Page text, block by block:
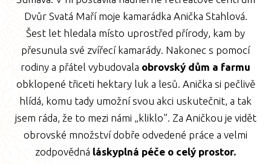
Dvůr Svatá Maří moje kamarádka Anička Stahlová.
Šest let hledala místo uprostřed přírody, kam by
přesunula své zvířecí kamarády. Nakonec s pomocí
rodiny a přátel vybudovala obrovský dům a farmu
obklopené třiceti hektary luk a lesů. Anička si pečlivě
hlídá, komu tady umožní svou akci uskutečnit, a tak
jsem ráda, že to mezi námi „kliklo”. Za Aničkou je vidět
obrovské množství dobře odvedené práce a velmi
zodpovědná láskyplná péče o celý prostor.